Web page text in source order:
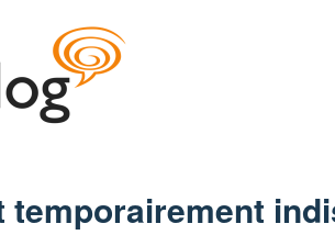
temporairement